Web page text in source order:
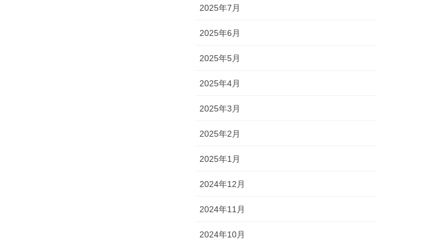
2025年7月
2025年6月
2025年5月
2025年4月
2025年3月
2025年2月
2025年1月
2024年12月
2024年11月
2024年10月